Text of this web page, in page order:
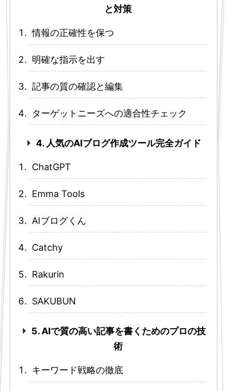
と対策
情報の正確性を保つ
明確な指示を出す
記事の質の確認と編集
ターゲットニーズへの適合性チェック
4. 人気のAIブログ作成ツール完全ガイド
ChatGPT
Emma Tools
AIブログくん
Catchy
Rakurin
SAKUBUN
5. AIで質の高い記事を書くためのプロの技
術
キーワード戦略の徹底